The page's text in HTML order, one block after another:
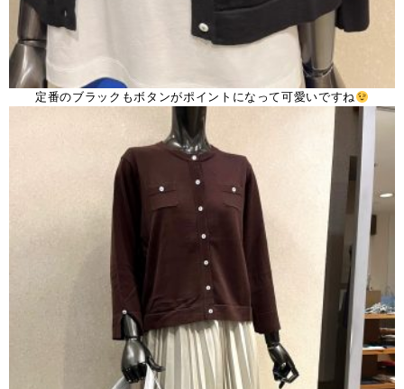
定番のブラックもボタンがポイントになって可愛いですね